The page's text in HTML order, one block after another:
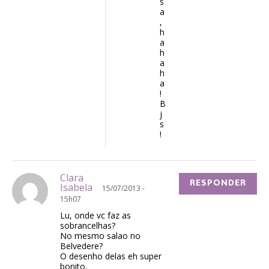
a
,
h
a
h
a
h
a
!
B
j
s
!
Clara
Isabela
15/07/2013 -
15h07
Lu, onde vc faz as
sobrancelhas?
No mesmo salao no
Belvedere?
O desenho delas eh super
bonito.
RESPONDER